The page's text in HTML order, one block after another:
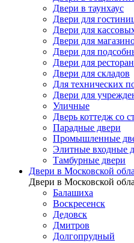
Двери в таунхаус
Двери для
Двери для
Двери для
Двери для
Двери для
Двери для складов
Для технических
Двери для
Уличные
Дверь коттедж со
Парадные двери
Промышленные
Элитные входные
Тамбурные двери
Двери в Московской
Двери в Московской
Балашиха
Воскресенск
Дедовск
Дмитров
Долгопрудный